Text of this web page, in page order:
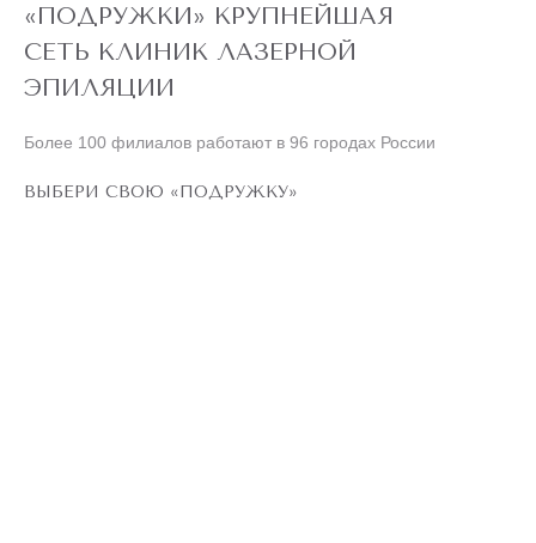
«ПОДРУЖКИ» КРУПНЕЙШАЯ
СЕТЬ КЛИНИК ЛАЗЕРНОЙ
ЭПИЛЯЦИИ
Более 100 филиалов работают в 96 городах России
ВЫБЕРИ СВОЮ «ПОДРУЖКУ»